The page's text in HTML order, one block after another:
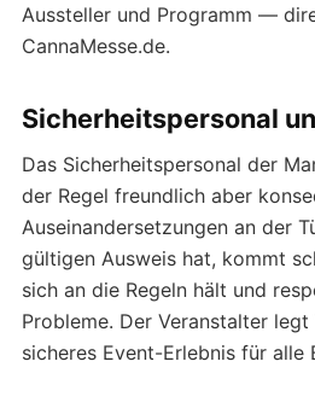
Aussteller und Programm —
CannaMesse.de.
Sicherheitspersonal
Das Sicherheitspersonal der
der Regel freundlich aber
Auseinandersetzungen an der
gültigen Ausweis hat, kommt
sich an die Regeln hält und
Probleme. Der Veranstalter
sicheres Event-Erlebnis für alle